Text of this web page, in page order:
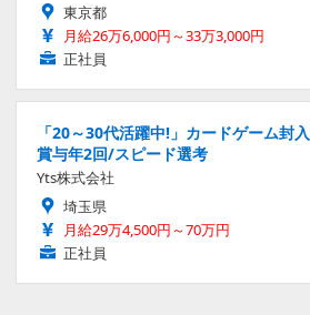
東京都
月給26万6,000円～33万3,000円
正社員
「20～30代活躍中!」カードゲーム封
賞与年2回/スピード選考
Yts株式会社
埼玉県
月給29万4,500円～70万円
正社員